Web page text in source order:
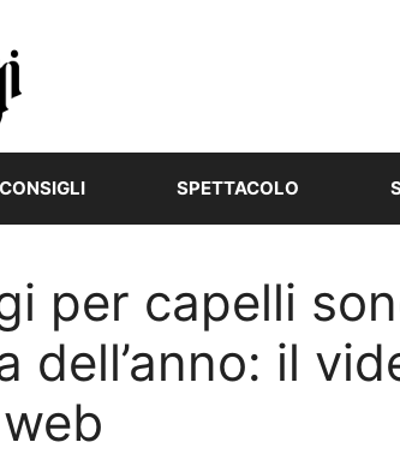
CONSIGLI SPETTACOLO
per capelli
dell’anno: il